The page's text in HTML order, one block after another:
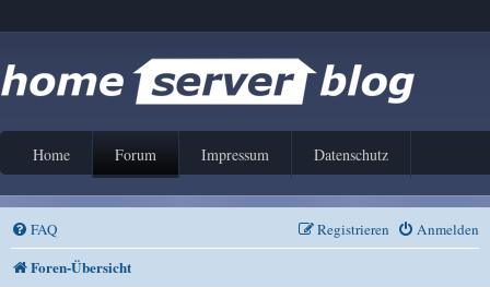
Home Forum Impressum Datenschutz
FAQ Anmelden
Registrieren
Foren-Übersicht